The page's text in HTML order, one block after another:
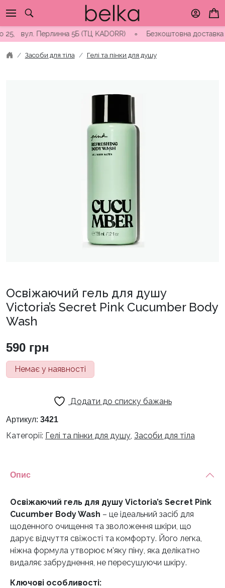
to
contentПерлинна 5Б (ТЦ KADORR) ∘ Безкоштовна доставка від
Засоби для тіла Гелі та пінки для душу
Освіжаючий гель для душу
Victoria’s Secret Pink Cucumber Body
Wash
590 грн
Немає у наявності
Додати до списку бажань
Артикул: 3421
Категорії: Гелі та пінки для душу Засоби для тіла
Опис
Освіжаючий гель для душу Victoria’s Secret Pink
Cucumber Body Wash – це ідеальний засіб для
щоденного очищення та зволоження шкіри, що
дарує відчуття свіжості та комфорту. Його легка,
ніжна формула утворює м’яку піну, яка делікатно
видаляє забруднення, не пересушуючи шкіру.
Ключові особливості: